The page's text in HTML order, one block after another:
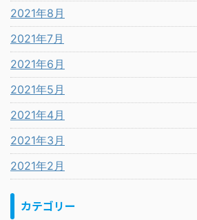
2021年8月
2021年7月
2021年6月
2021年5月
2021年4月
2021年3月
2021年2月
カテゴリー